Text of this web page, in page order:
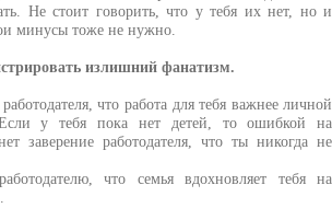
Не стоит говорить, что у тебя их нет, но и
минусы тоже не нужно.
излишний фанатизм.
что работа для тебя важнее личной
у тебя пока нет детей, то ошибкой на
заверение работодателя, что ты никогда не
что семья вдохновляет тебя на